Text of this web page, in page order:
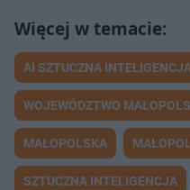
AI SZTUCZNA
WOJEWÓDZTWO
MAŁOPOLSKA
SZTUCZNA INTELIGENCJA